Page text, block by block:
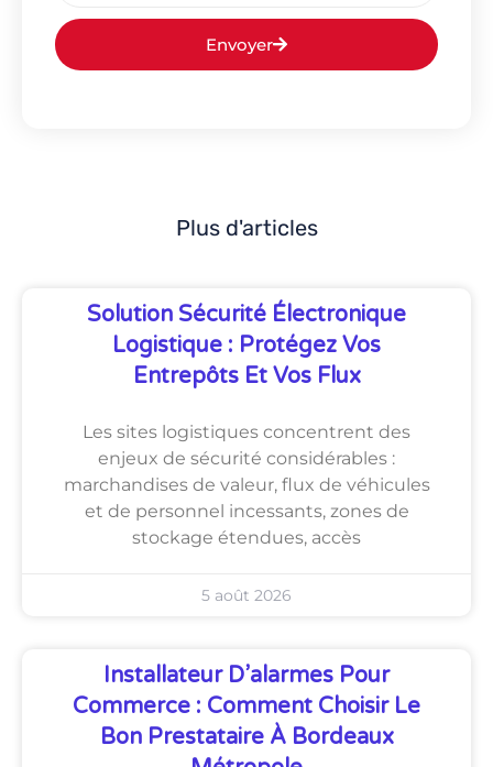
Envoyer
Plus d'articles
Solution Sécurité Électronique
Logistique : Protégez Vos
Entrepôts Et Vos Flux
Les sites logistiques concentrent des
enjeux de sécurité considérables :
marchandises de valeur, flux de véhicules
et de personnel incessants, zones de
stockage étendues, accès
5 août 2026
Installateur D’alarmes Pour
Commerce : Comment Choisir Le
Bon Prestataire À Bordeaux